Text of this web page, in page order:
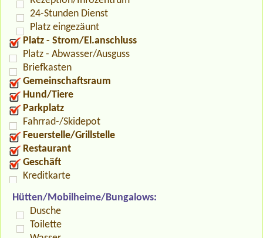
24-Stunden Dienst
Platz eingezäunt
Platz - Strom/El.anschluss
Platz - Abwasser/Ausguss
Briefkasten
Gemeinschaftsraum
Hund/Tiere
Parkplatz
Fahrrad-/Skidepot
Feuerstelle/Grillstelle
Restaurant
Geschäft
Kreditkarte
Hütten/Mobilheime/Bungalows:
Dusche
Toilette